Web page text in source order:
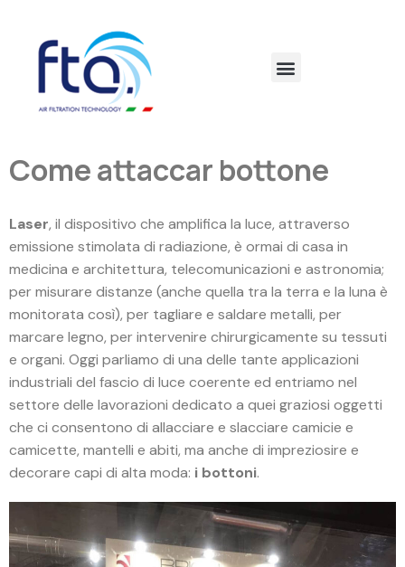
Come attaccar bottone
Laser, il dispositivo che amplifica la luce, attraverso
emissione stimolata di radiazione, è ormai di casa in
medicina e architettura, telecomunicazioni e astronomia;
per misurare distanze (anche quella tra la terra e la luna è
monitorata così), per tagliare e saldare metalli, per
marcare legno, per intervenire chirurgicamente su tessuti
e organi. Oggi parliamo di una delle tante applicazioni
industriali del fascio di luce coerente ed entriamo nel
settore delle lavorazioni dedicato a quei graziosi oggetti
che ci consentono di allacciare e slacciare camicie e
camicette, mantelli e abiti, ma anche di impreziosire e
decorare capi di alta moda: i bottoni.